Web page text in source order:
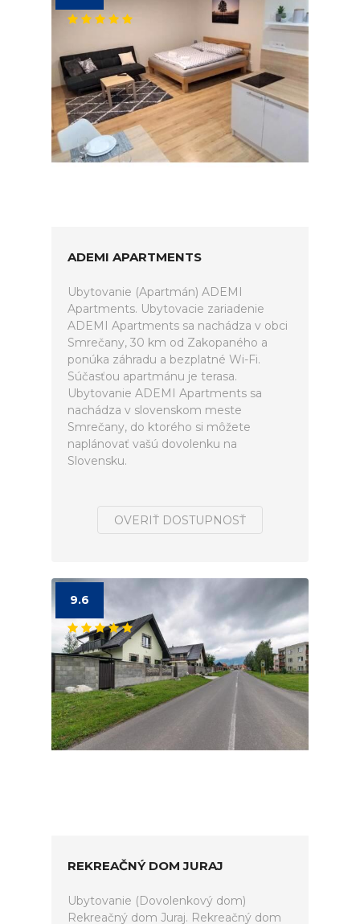
ADEMI APARTMENTS
Ubytovanie (Apartmán) ADEMI
Apartments. Ubytovacie zariadenie
ADEMI Apartments sa nachádza v obci
Smrečany, 30 km od Zakopaného a
ponúka záhradu a bezplatné Wi-Fi.
Súčasťou apartmánu je terasa.
Ubytovanie ADEMI Apartments sa
nachádza v slovenskom meste
Smrečany, do ktorého si môžete
naplánovať vašú dovolenku na
Slovensku.
OVERIŤ DOSTUPNOSŤ
9.6
REKREAČNÝ DOM JURAJ
Ubytovanie (Dovolenkový dom)
Rekreačný dom Juraj. Rekreačný dom